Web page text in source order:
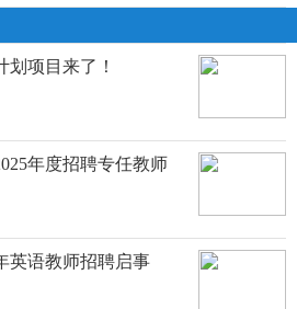
项目来了！
年度招聘专任教师
英语教师招聘启事